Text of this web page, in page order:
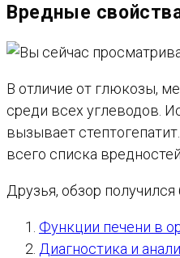
Вредные
В отличие от глюкозы,
среди всех углеводов.
вызывает
всего списка
Друзья, обзор
Функции печени в
Диагностика и